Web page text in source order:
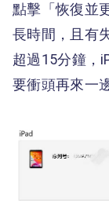
點擊「恢復並
長時間，且有
超過15分鐘，
要衝頭再來一